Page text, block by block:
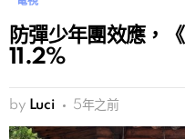
防彈少年團效應，
11.2%
by Luci 5年之前